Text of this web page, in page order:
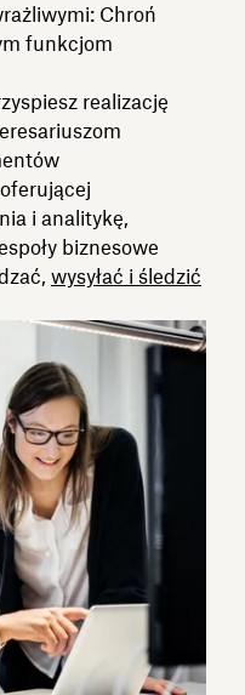
Chroń
funkcjom
realizację
i analitykę,
biznesowe
wysyłać i śledzić